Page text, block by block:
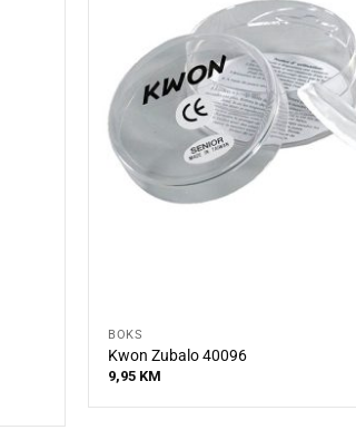
BOKS
Kwon Zubalo 40096
9,95 KM